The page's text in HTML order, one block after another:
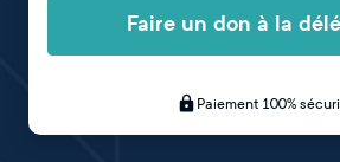
Faire un don à la
Paiement 100%